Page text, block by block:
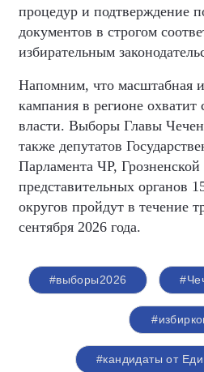
процедур и подтверждение
документов в строгом
избирательным
Напомним, что масштабная
кампания в регионе охватит
власти. Выборы Главы
также депутатов
Парламента ЧР,
представительных органов
округов пройдут в течение
сентября 2026 года.
#выборы2026
#кандидаты от